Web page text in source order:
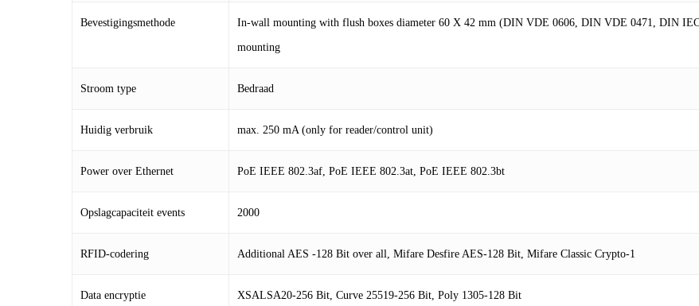
Bevestigingsmethode In-wall mounting with flush boxes diameter 60 X 42 mm (DIN VDE 0606, DIN VDE 0471, DIN
mounting
Stroom type Bedraad
Huidig verbruik max. 250 mA (only for reader/control unit)
Power over Ethernet PoE IEEE 802.3af, PoE IEEE 802.3at, PoE IEEE 802.3bt
Opslagcapaciteit events 2000
RFID-codering Additional AES -128 Bit over all, Mifare Desfire AES-128 Bit, Mifare Classic Crypto-1
Data encryptie XSALSA20-256 Bit, Curve 25519-256 Bit, Poly 1305-128 Bit